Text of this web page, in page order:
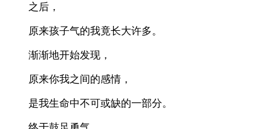
之后，
原来孩子气的我竟长大许多。
渐渐地开始发现，
原来你我之间的感情，
是我生命中不可或缺的一部分。